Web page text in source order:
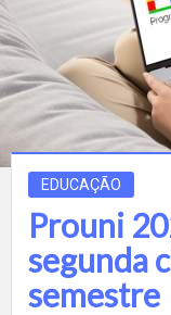
EDUCAÇÃO
Prouni
segunda
semestre